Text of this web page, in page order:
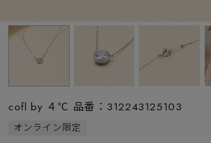
誕生石
石の色
cofl by ４℃ 品番：312243125103
オンライン限定